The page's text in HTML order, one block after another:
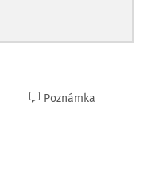
Poznámka